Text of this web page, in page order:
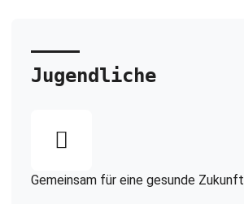
Jugendliche
Gemeinsam für eine gesunde Zukunft